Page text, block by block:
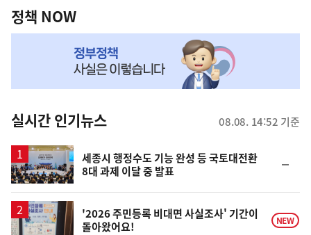
책
NOW,
뉴
스
정책 NOW
실시간 인기뉴스 08.08. 14:52 기준
세종시 행정수도 기능 완성 등 국토대전환
8대 과제 이달 중 발표
일
'2026 주민등록 비대면 사실조사' 기간이
돌아왔어요!
NEW